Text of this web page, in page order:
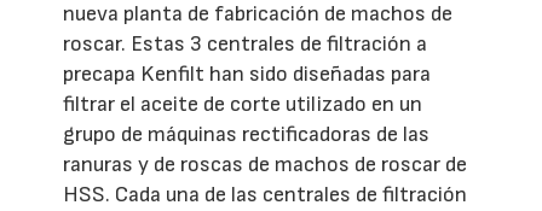
nueva planta de fabricación de machos de
roscar. Estas 3 centrales de filtración a
precapa Kenfilt han sido diseñadas para
filtrar el aceite de corte utilizado en un
grupo de máquinas rectificadoras de las
ranuras y de roscas de machos de roscar de
HSS. Cada una de las centrales de filtración